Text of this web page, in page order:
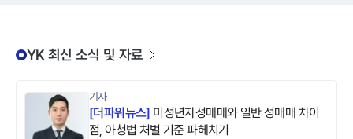
YK 최신 소식 및 자료
기사
[더파워뉴스] 미성년자성매매와 일반 성매매 차이
점, 아청법 처벌 기준 파헤치기